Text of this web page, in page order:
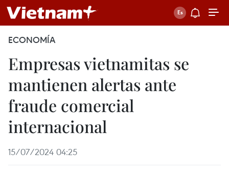
ECONOMÍA
Empresas vietnamitas se
mantienen alertas ante
fraude comercial
internacional
15/07/2024 04:25